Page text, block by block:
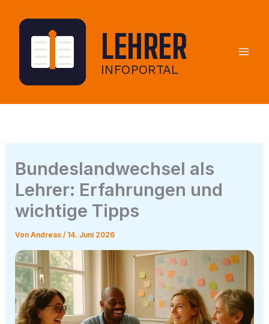
Inhalt
springen
Bundeslandwechsel als
Lehrer: Erfahrungen und
wichtige Tipps
VonAndreas/ 14. Juni 2026